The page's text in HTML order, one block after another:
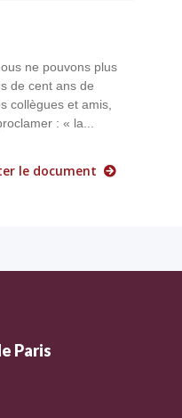
ne pouvons plus
de cent ans de
collègues et amis,
: « la...
le document
Paris